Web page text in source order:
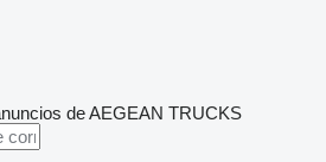
de AEGEAN TRUCKS